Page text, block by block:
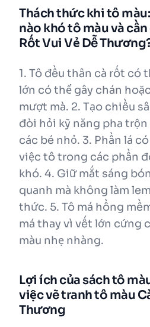
Thách thức khi tô
nào khó tô màu và
Rốt Vui Vẻ Dễ
1. Tô đều thân cà rốt có
lớn có thể gây chán
mượt mà. 2. Tạo chiều
đòi hỏi kỹ năng pha
các bé nhỏ. 3. Phần lá
việc tô trong các phần
khó. 4. Giữ mắt sáng
quanh mà không làm
thức. 5. Tô má hồng
má thay vì vết lớn cứng
màu nhẹ nhàng.
Lợi ích của sách tô
việc vẽ tranh tô màu
Thương